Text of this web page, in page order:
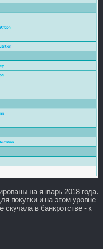
на январь 2018 года.
покупки и на этом уровне
скучала в банкротстве - к